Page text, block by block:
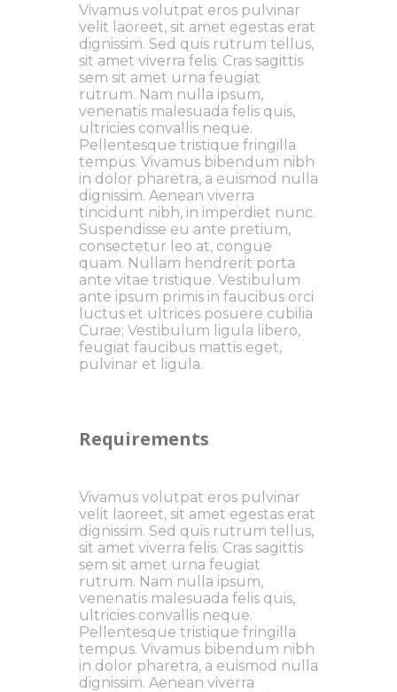
Vivamus volutpat eros pulvinar
velit laoreet, sit amet egestas erat
dignissim. Sed quis rutrum tellus,
sit amet viverra felis. Cras sagittis
sem sit amet urna feugiat
rutrum. Nam nulla ipsum,
venenatis malesuada felis quis,
ultricies convallis neque.
Pellentesque tristique fringilla
tempus. Vivamus bibendum nibh
in dolor pharetra, a euismod nulla
dignissim. Aenean viverra
tincidunt nibh, in imperdiet nunc.
Suspendisse eu ante pretium,
consectetur leo at, congue
quam. Nullam hendrerit porta
ante vitae tristique. Vestibulum
ante ipsum primis in faucibus orci
luctus et ultrices posuere cubilia
Curae; Vestibulum ligula libero,
feugiat faucibus mattis eget,
pulvinar et ligula.
Requirements
Vivamus volutpat eros pulvinar
velit laoreet, sit amet egestas erat
dignissim. Sed quis rutrum tellus,
sit amet viverra felis. Cras sagittis
sem sit amet urna feugiat
rutrum. Nam nulla ipsum,
venenatis malesuada felis quis,
ultricies convallis neque.
Pellentesque tristique fringilla
tempus. Vivamus bibendum nibh
in dolor pharetra, a euismod nulla
dignissim. Aenean viverra